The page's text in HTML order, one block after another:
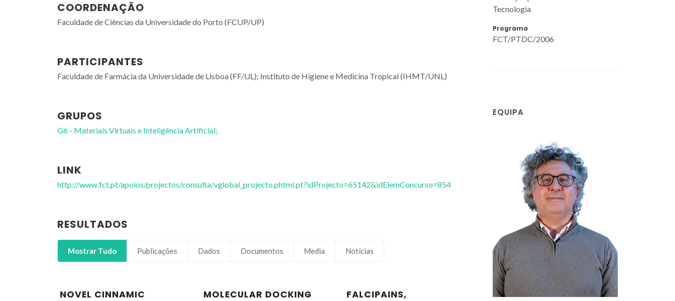
Tecnologia
Programa
FCT/PTDC/2006
EQUIPA
COORDENAÇÃO
Faculdade de Ciências da Universidade do Porto (FCUP/UP)
PARTICIPANTES
Faculdade de Farmácia da Universidade de Lisboa (FF/UL); Instituto de Higiene e Medicina Tropical (IHMT/UNL)
GRUPOS
G6 - Materiais Virtuais e Inteligência Artificial;
LINK
http://www.fct.pt/apoios/projectos/consulta/vglobal_projecto.phtml.pt?idProjecto=65142&idElemConcurso=854
RESULTADOS
Mostrar Tudo Publicações Dados Documentos Media Notícias
NOVEL CINNAMIC
MOLECULAR DOCKING
FALCIPAINS,